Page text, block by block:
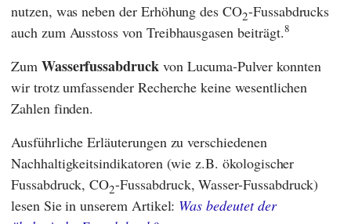
nutzen, was neben der Erhöhung des CO2-Fussabdrucks
auch zum Ausstoss von Treibhausgasen beiträgt.8
Zum Wasserfussabdruck von Lucuma-Pulver konnten
wir trotz umfassender Recherche keine wesentlichen
Zahlen finden.
Ausführliche Erläuterungen zu verschiedenen
Nachhaltigkeitsindikatoren (wie z.B. ökologischer
Fussabdruck, CO2-Fussabdruck, Wasser-Fussabdruck)
lesen Sie in unserem Artikel: Was bedeutet der